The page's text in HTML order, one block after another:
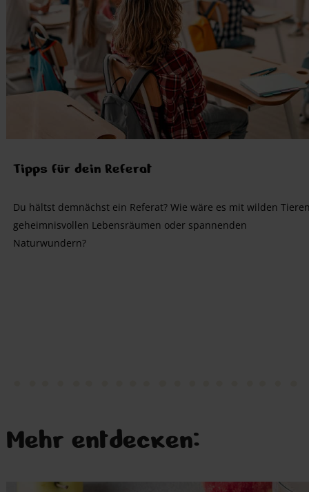
Tipps für dein Referat
Du hältst demnächst ein Referat? Wie wäre es mit wilden
geheimnisvollen Lebensräumen oder spannenden
Naturwundern?
Mehr entdecken: